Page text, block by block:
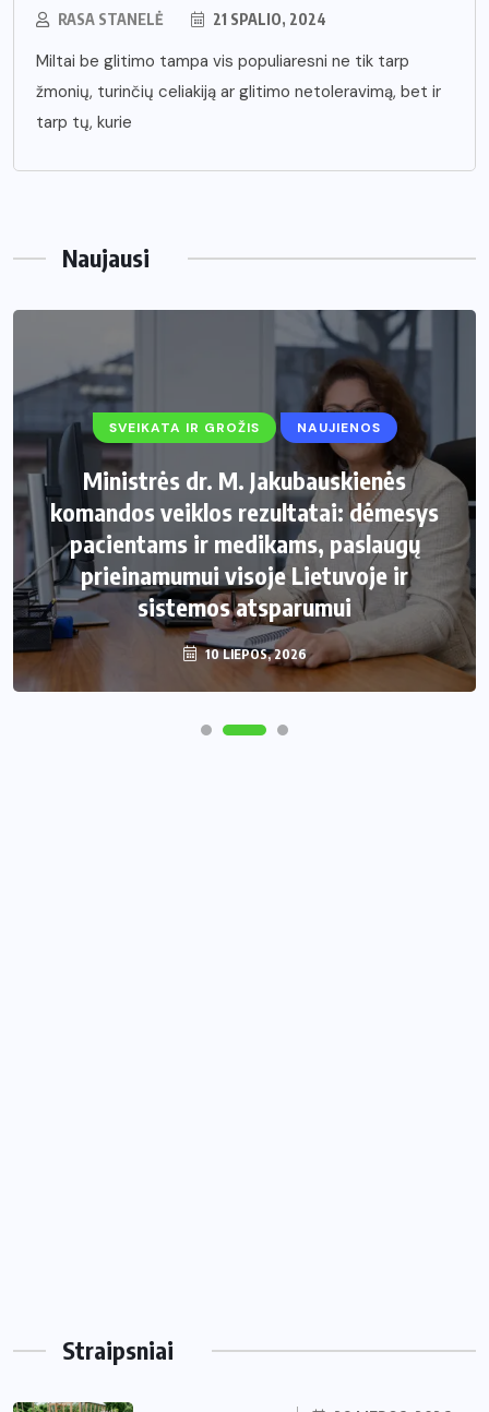
RASA STANELĖ 21 SPALIO, 2024
Miltai be glitimo tampa vis populiaresni ne tik tarp
žmonių, turinčių celiakiją ar glitimo netoleravimą, bet ir
tarp tų, kurie
Naujausi
SVEIKATA IR GROŽIS NAUJIENOS
Ministrės dr. M. Jakubauskienės
komandos veiklos rezultatai: dėmesys
pacientams ir medikams, paslaugų
prieinamumui visoje Lietuvoje ir
sistemos atsparumui
10 LIEPOS, 2026
Straipsniai